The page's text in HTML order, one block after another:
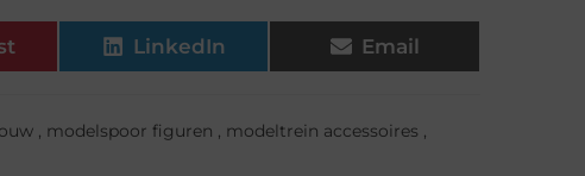
LinkedIn Email
, modelspoor figuren , modeltrein accessoires ,